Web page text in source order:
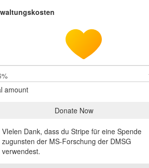
amount
Donate Now
VIelen Dank, dass du Stripe für eine Spende
zugunsten der MS-Forschung der DMSG
verwendest.